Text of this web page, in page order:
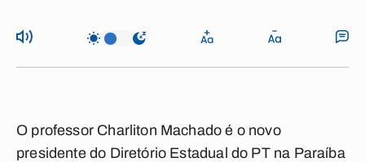
O professor Charliton Machado é o novo
presidente do Diretório Estadual do PT na Paraíba